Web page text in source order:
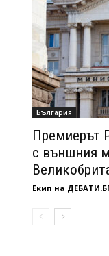
България
Премиерът
с външния
Екип на